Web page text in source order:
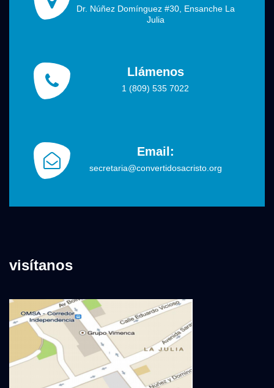
Dr. Núñez Domínguez #30, Ensanche La
Julia
Llámenos
1 (809) 535 7022
Email:
secretaria@convertidosacristo.org
visítanos